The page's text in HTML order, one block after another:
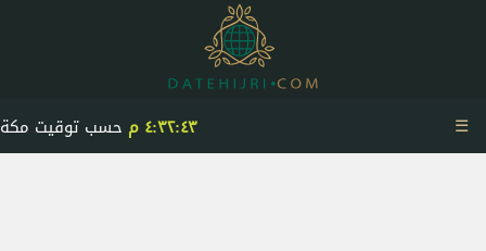
٤:٣٢:٤٣ م حسب توقيت مكة ☰